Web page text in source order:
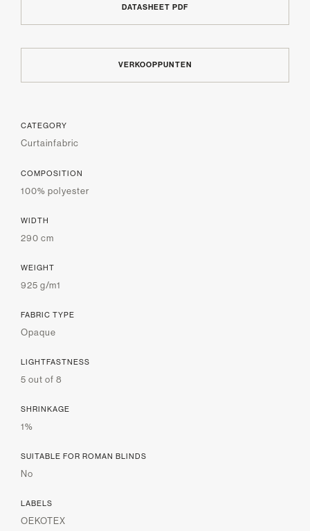
DATASHEET PDF
VERKOOPPUNTEN
CATEGORY
Curtainfabric
COMPOSITION
100% polyester
WIDTH
290 cm
WEIGHT
925 g/m1
FABRIC TYPE
Opaque
LIGHTFASTNESS
5 out of 8
SHRINKAGE
1%
SUITABLE FOR ROMAN BLINDS
No
LABELS
OEKOTEX